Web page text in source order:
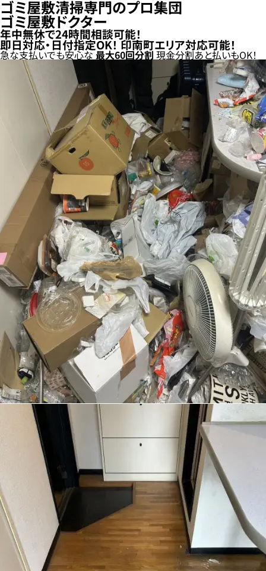
ゴミ屋敷清掃専門のプロ集団
ゴミ屋敷ドクター
年中無休で24時間相談可能！
即日対応・日付指定OK！ 印南町エリア対応可能！
急な支払いでも安心な最大60回分割 現金分割あと払いもOK！